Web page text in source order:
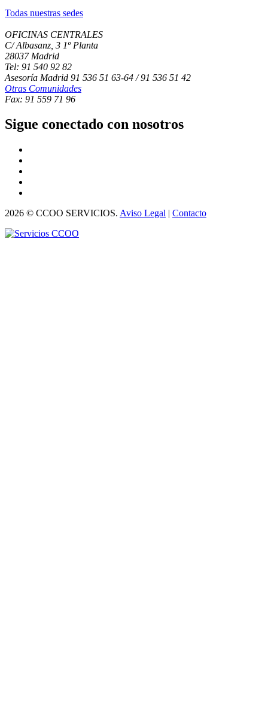
Todas nuestras sedes
OFICINAS CENTRALES
C/ Albasanz, 3 1º Planta
28037 Madrid
Tel: 91 540 92 82
Asesoría Madrid 91 536 51 63-64 / 91 536 51 42
Otras Comunidades
Fax: 91 559 71 96
Sigue conectado con nosotros
2026 © CCOO SERVICIOS. Aviso Legal | Contacto